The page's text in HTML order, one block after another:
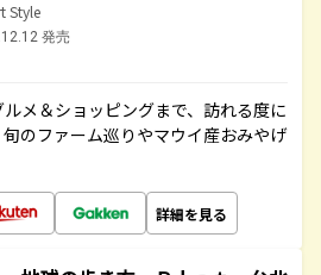
Style
発売
メ＆ショッピングまで、訪れる度に
のファーム巡りやマウイ産おみやげ
詳細を見る